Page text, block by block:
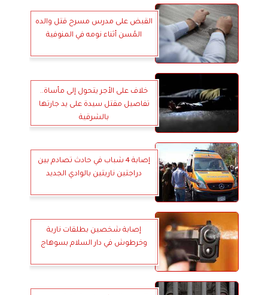
القبض على مدرس مسرح قتل والده
المُسن أثناء نومه في المنوفية
خلاف على الأجر يتحول إلى مأساة..
تفاصيل مقتل سيدة على يد جارتها
بالشرقية
إصابة 4 شباب في حادث تصادم بين
دراجتين ناريتين بالوادي الجديد
إصابة شخصين بطلقات نارية
وخرطوش في دار السلام بسوهاج